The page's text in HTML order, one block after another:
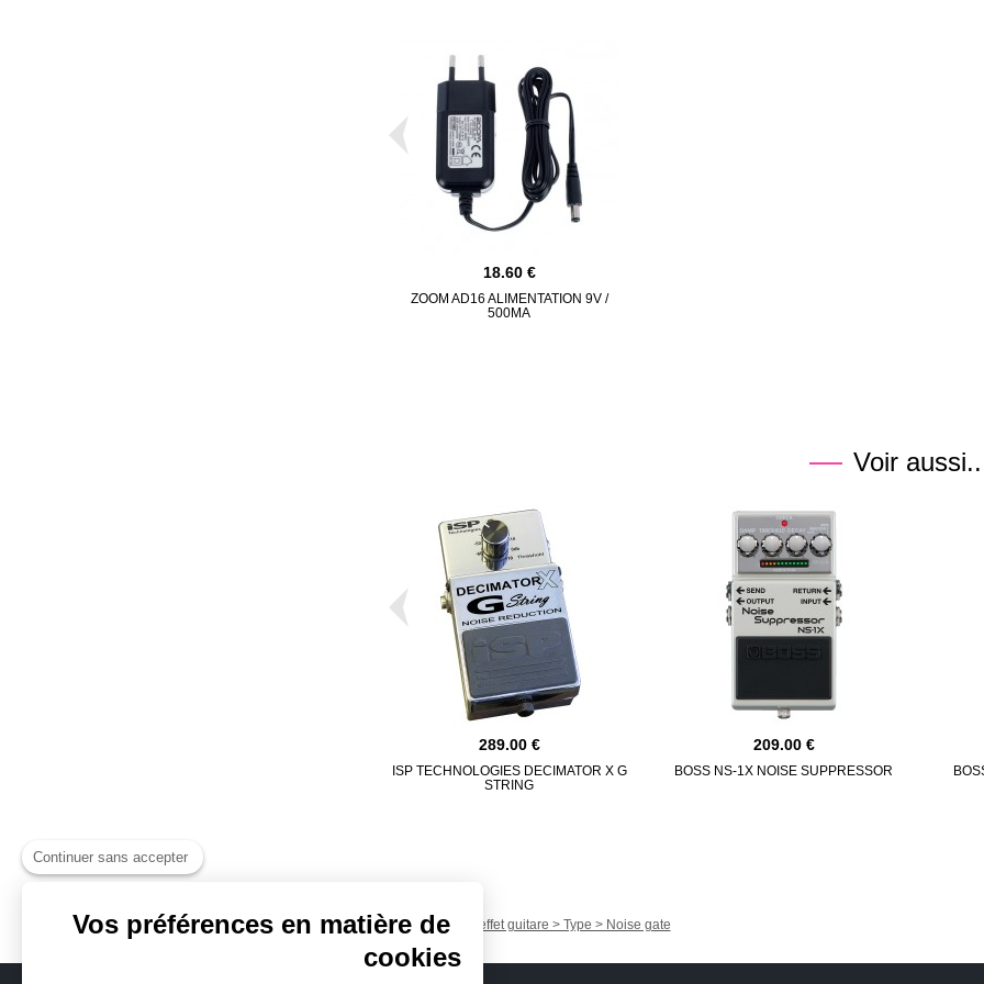
Continuer sans accepter
Vos préférences en matière de
cookies
18.60
ZOOM AD16 ALIMENTATION 9V /
500MA
Voir
289.00
ISP TECHNOLOGIES DECIMATOR X G
STRING
209.00
BOSS NS-1X NOISE SUPPRESSOR
Pédales d'effet guitare > Type > Noise gate